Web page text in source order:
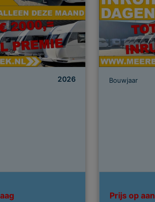
2026 Bouwjaar
Prijs op